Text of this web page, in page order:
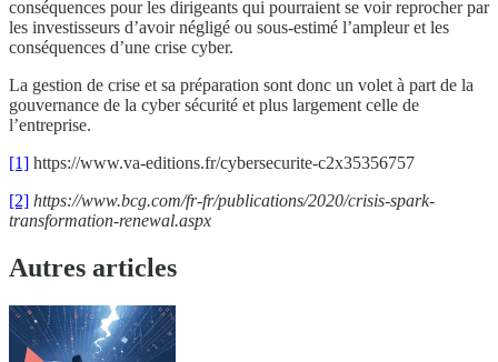
conséquences pour les dirigeants qui pourraient se voir reprocher par
les investisseurs d’avoir négligé ou sous-estimé l’ampleur et les
conséquences d’une crise cyber.
La gestion de crise et sa préparation sont donc un volet à part de la
gouvernance de la cyber sécurité et plus largement celle de
l’entreprise.
[1] https://www.va-editions.fr/cybersecurite-c2x35356757
[2] https://www.bcg.com/fr-fr/publications/2020/crisis-spark-
transformation-renewal.aspx
Autres articles